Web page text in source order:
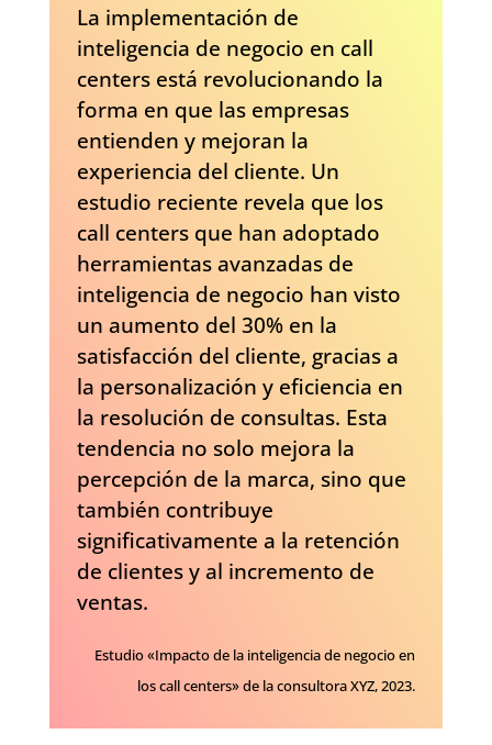
La implementación de
inteligencia de negocio en call
centers está revolucionando la
forma en que las empresas
entienden y mejoran la
experiencia del cliente. Un
estudio reciente revela que los
call centers que han adoptado
herramientas avanzadas de
inteligencia de negocio han visto
un aumento del 30% en la
satisfacción del cliente, gracias a
la personalización y eficiencia en
la resolución de consultas. Esta
tendencia no solo mejora la
percepción de la marca, sino que
también contribuye
significativamente a la retención
de clientes y al incremento de
ventas.
Estudio «Impacto de la inteligencia de negocio en
los call centers» de la consultora XYZ, 2023.